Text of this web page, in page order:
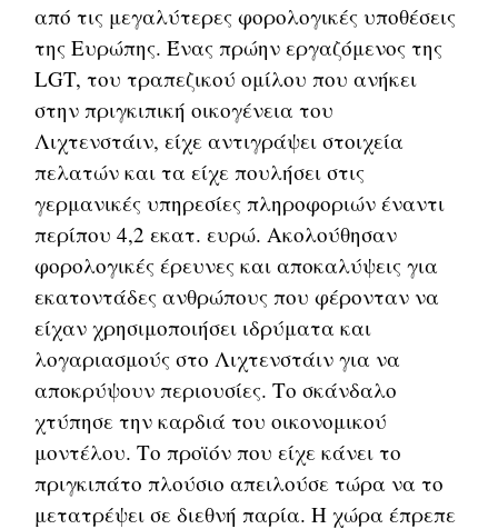
από τις μεγαλύτερες φορολογικές υποθέσεις
της Ευρώπης. Ένας πρώην εργαζόμενος της
LGT, του τραπεζικού ομίλου που ανήκει
στην πριγκιπική οικογένεια του
Λιχτενστάιν, είχε αντιγράψει στοιχεία
πελατών και τα είχε πουλήσει στις
γερμανικές υπηρεσίες πληροφοριών έναντι
περίπου 4,2 εκατ. ευρώ. Ακολούθησαν
φορολογικές έρευνες και αποκαλύψεις για
εκατοντάδες ανθρώπους που φέρονταν να
είχαν χρησιμοποιήσει ιδρύματα και
λογαριασμούς στο Λιχτενστάιν για να
αποκρύψουν περιουσίες. Το σκάνδαλο
χτύπησε την καρδιά του οικονομικού
μοντέλου. Το προϊόν που είχε κάνει το
πριγκιπάτο πλούσιο απειλούσε τώρα να το
μετατρέψει σε διεθνή παρία. Η χώρα έπρεπε